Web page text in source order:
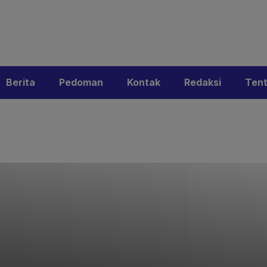
Berita Pedoman Kontak Redaksi